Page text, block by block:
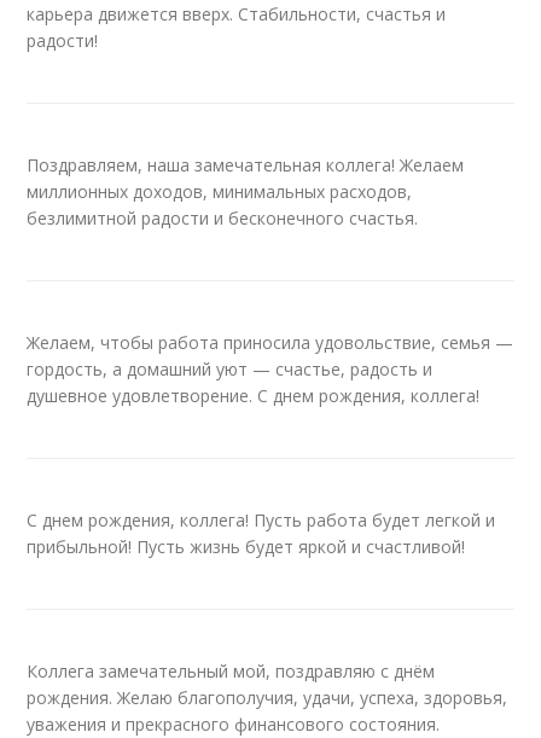
карьера движется вверх. Стабильности, счастья и
радости!
Поздравляем, наша замечательная коллега! Желаем
миллионных доходов, минимальных расходов,
безлимитной радости и бесконечного счастья.
Желаем, чтобы работа приносила удовольствие, семья —
гордость, а домашний уют — счастье, радость и
душевное удовлетворение. С днем рождения, коллега!
С днем рождения, коллега! Пусть работа будет легкой и
прибыльной! Пусть жизнь будет яркой и счастливой!
Коллега замечательный мой, поздравляю с днём
рождения. Желаю благополучия, удачи, успеха, здоровья,
уважения и прекрасного финансового состояния.